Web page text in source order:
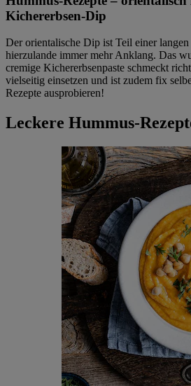
Kichererbsen-Dip
Der orientalische Dip ist Teil einer
hierzulande immer mehr Anklang. Das
cremige Kichererbsenpaste schmeckt
vielseitig einsetzen und ist zudem fix
Rezepte ausprobieren!
Leckere Hummus-